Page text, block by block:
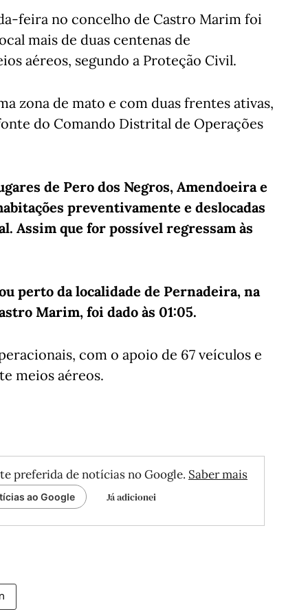
feira no concelho de Castro Marim foi
mais de duas centenas de
aéreos, segundo a Proteção Civil.
zona de mato e com duas frentes ativas,
do Comando Distrital de Operações
de Pero dos Negros, Amendoeira e
preventivamente e deslocadas
Assim que for possível regressam às
perto da localidade de Pernadeira, na
Marim, foi dado às 01:05.
com o apoio de 67 veículos e
meios aéreos.
preferida de notícias no Google. Saber mais
ao Google Já adicionei